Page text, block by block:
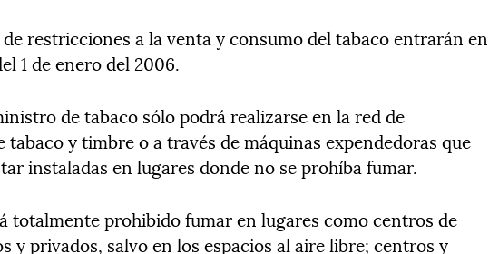
restricciones a la venta y consumo del tabaco entrarán en
1 de enero del 2006.
de tabaco sólo podrá realizarse en la red de
tabaco y timbre o a través de máquinas expendedoras que
instaladas en lugares donde no se prohíba fumar.
totalmente prohibido fumar en lugares como centros de
y privados, salvo en los espacios al aire libre; centros y